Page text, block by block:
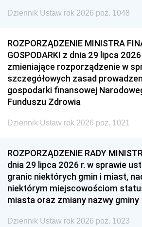
Dziennik Ustaw rok 2026 poz. 1048
ROZPORZĄDZENIE MINISTRA
GOSPODARKI z dnia 29 lipca 2026
zmieniające rozporządzenie w
szczegółowych zasad
gospodarki finansowej
Funduszu Zdrowia
Dziennik Ustaw rok 2026 poz. 1021
ROZPORZĄDZENIE RADY
dnia 29 lipca 2026 r. w sprawie
granic niektórych gmin i miast,
niektórym miejscowościom
miasta oraz zmiany nazwy gminy
Dziennik Ustaw rok 2026 poz. 1023